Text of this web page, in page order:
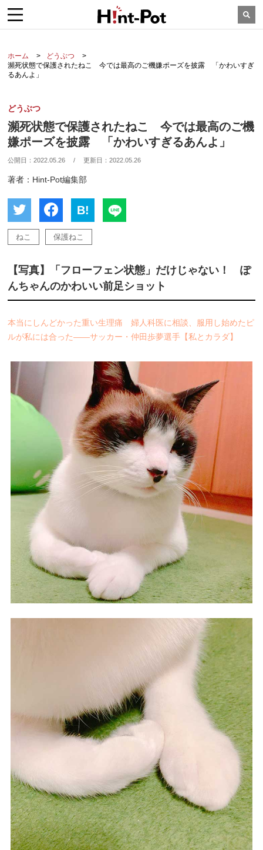
ホーム
どうぶつ
瀕死状態で保護されたねこ 今では最高のご機嫌ポーズを披露 「かわいすぎ
るあんよ」
どうぶつ
瀕死状態で保護されたねこ 今では最高のご機
嫌ポーズを披露 「かわいすぎるあんよ」
公開日：2022.05.26 / 更新日：2022.05.26
著者：Hint-Pot編集部
B!
ねこ 保護ねこ
【写真】「フローフェン状態」だけじゃない！ ぽ
んちゃんのかわいい前足ショット
本当にしんどかった重い生理痛 婦人科医に相談、服用し始めたピ
ルが私には合った――サッカー・仲田歩夢選手【私とカラダ】